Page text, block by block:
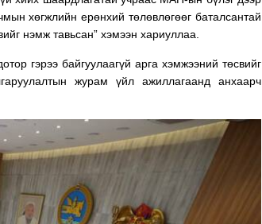
хөгжлийн ерөнхий төлөвлөгөөг баталсантай
нэмж тавьсан” хэмээн хариуллаа.
гэрээ байгуулаагүй арга хэмжээний төсвийг
журам үйл ажиллагаанд анхаарч